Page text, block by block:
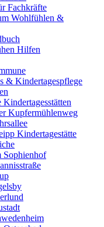
Fachkräfte
Wohlfühlen &
Hilfen
& Kindertagespflege
Kindertagesstätten
Kupfermühlenweg
Kindertagestätte
Sophienhof